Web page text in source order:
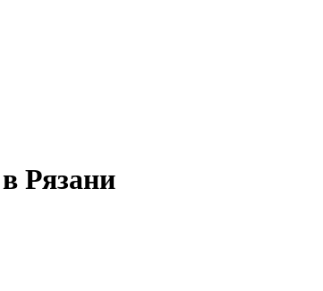
Рязани